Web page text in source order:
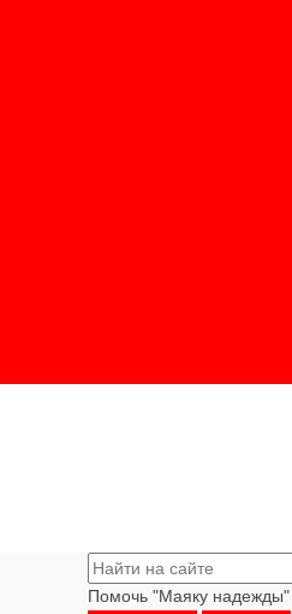
Помочь "Маяку надежды"